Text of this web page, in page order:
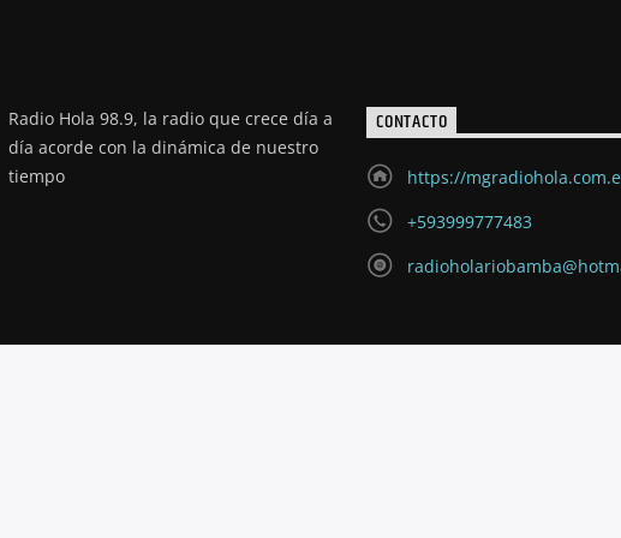
Radio Hola 98.9, la radio que crece día a
día acorde con la dinámica de nuestro
tiempo
CONTACTO
https://
+593999777483